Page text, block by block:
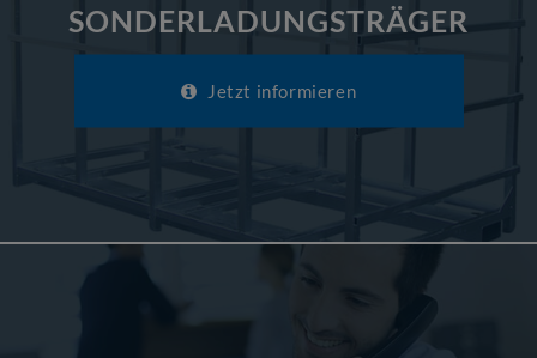
SONDERLADUNGSTRÄGER
Jetzt informieren